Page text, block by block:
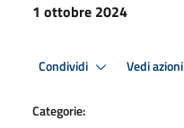
1 ottobre 2024
Condividi Vedi azioni
Categorie: